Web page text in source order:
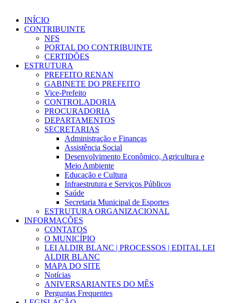
INÍCIO
CONTRIBUINTE
NFS
PORTAL DO CONTRIBUINTE
CERTIDÕES
ESTRUTURA
PREFEITO RENAN
GABINETE DO PREFEITO
Vice-Prefeito
CONTROLADORIA
PROCURADORIA
DEPARTAMENTOS
SECRETARIAS
Administração e Finanças
Assistência Social
Desenvolvimento Econômico, Agricultura e
Meio Ambiente
Educação e Cultura
Infraestrutura e Serviços Públicos
Saúde
Secretaria Municipal de Esportes
ESTRUTURA ORGANIZACIONAL
INFORMAÇÕES
CONTATOS
O MUNICÍPIO
LEI ALDIR BLANC | PROCESSOS | EDITAL LEI
ALDIR BLANC
MAPA DO SITE
Notícias
ANIVERSARIANTES DO MÊS
Perguntas Frequentes